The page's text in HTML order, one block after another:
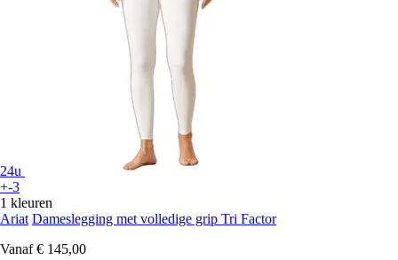
24u
+-3
1 kleuren
Ariat Dameslegging met volledige grip Tri Factor
Vanaf € 145,00